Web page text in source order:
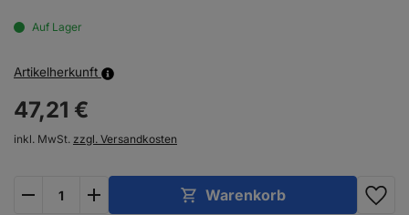
Auf Lager
Artikelherkunft
47,21 €
inkl. MwSt. zzgl. Versandkosten
Warenkorb